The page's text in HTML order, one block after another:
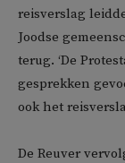
reisverslag
Joodse
terug. ‘De
gesprekken
ook het
De Reuver